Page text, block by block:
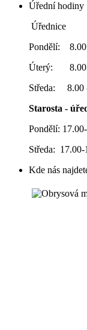
Úřední hodiny
Pondělí: 8.00
Úterý: 8.00 -
Starosta -
Pondělí:
Středa: 17.00-
Kde nás